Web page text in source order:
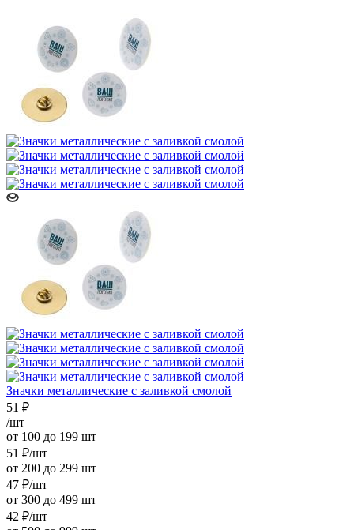
Значки металлические с заливкой смолой
51 ₽
/шт
от 100 до 199 шт
51 ₽/шт
от 200 до 299 шт
47 ₽/шт
от 300 до 499 шт
42 ₽/шт